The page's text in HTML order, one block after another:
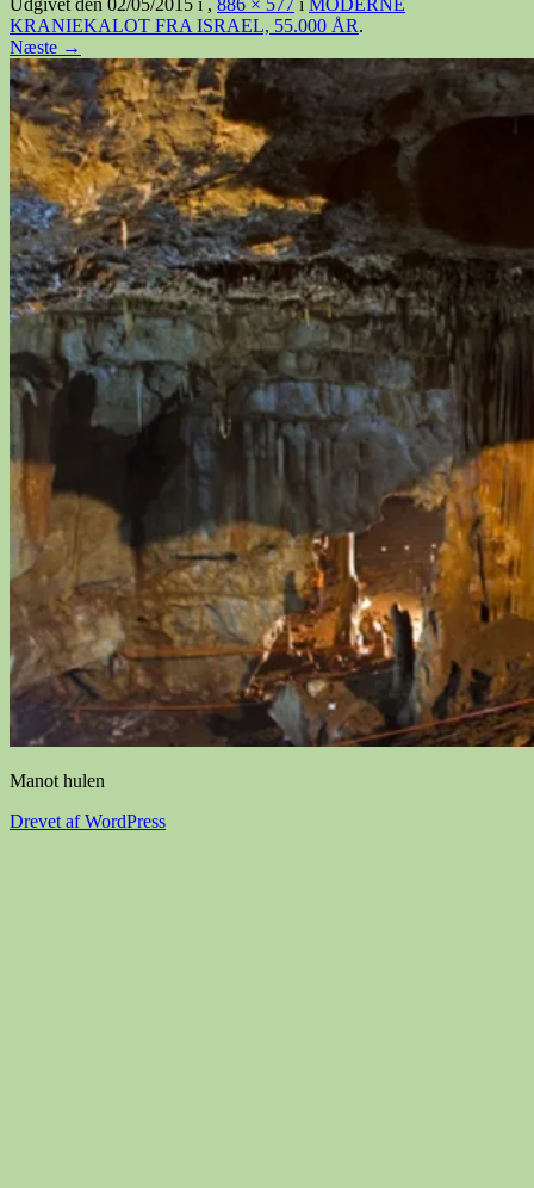
KRANIEKALOT FRA ISRAEL, 55.000 ÅR.
Næste →
Manot hulen
Drevet af WordPress